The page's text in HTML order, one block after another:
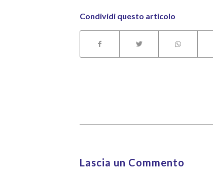
Condividi questo articolo
Lascia un Commento